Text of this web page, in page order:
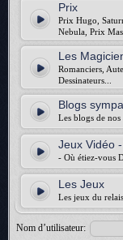
Prix
Prix Hugo,
Nebula, Prix
Les
Romanciers,
Dessinateurs...
Blogs
Les blogs de
Jeux Vidéo
- Où étiez-vous
Les Jeux
Les jeux du
Nom d’utilisateur: